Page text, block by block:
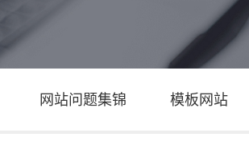
网站问题集锦 模板网站